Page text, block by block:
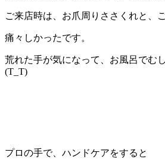
ご来店時は、お爪周りささくれと、
痛々しかったです。
荒れた手が気になって、お風呂でむ
(T_T)
プロの手で、ハンドケアをすると